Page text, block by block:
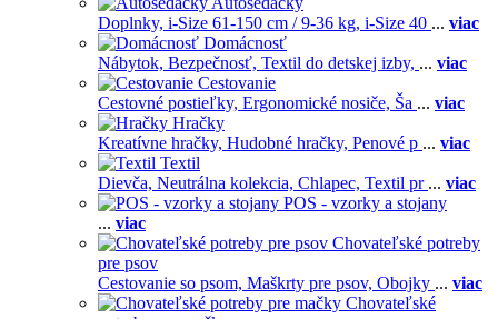
Doplnky, i-Size 61-150 cm / 9-36 kg, i-Size 40 ... viac
Domácnosť
Nábytok, Bezpečnosť, Textil do detskej izby, ... viac
Cestovanie
Cestovné postieľky, Ergonomické nosiče, Ša ... viac
Hračky
Kreatívne hračky, Hudobné hračky, Penové p ... viac
Textil
Dievča, Neutrálna kolekcia, Chlapec, Textil pr ... viac
POS - vzorky a stojany
... viac
Chovateľské potreby
pre psov
Cestovanie so psom, Maškrty pre psov, Obojky ... viac
Chovateľské